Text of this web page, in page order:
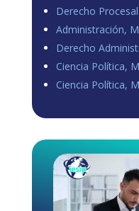
Derecho
Administración,
Derecho
Ciencia Política,
Ciencia Política,